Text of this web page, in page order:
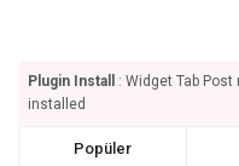
Plugin Install
: Widget Tab
installed
Popüler